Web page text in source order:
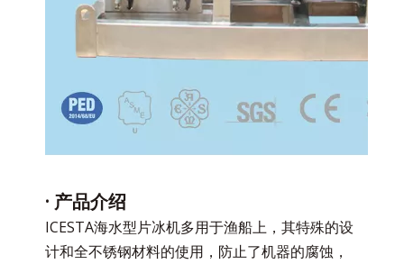
· 产品介绍
ICESTA海水型片冰机多用于渔船上，其特殊的设
计和全不锈钢材料的使用，防止了机器的腐蚀，